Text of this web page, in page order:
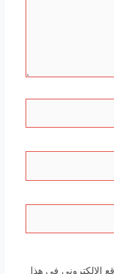
الإلكتروني في هذا